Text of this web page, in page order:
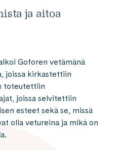
ja aitoa
Goforen vetämänä
joissa kirkastettiin
toteutettiin
joissa selvitettiin
esteet sekä se, missä
olla vetureina ja mikä on